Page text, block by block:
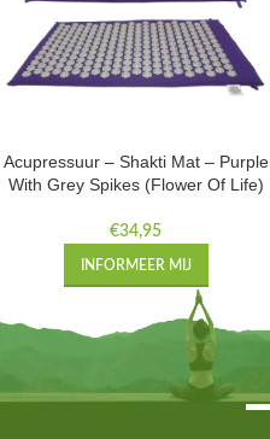
Acupressuur – Shakti Mat – Purple
With Grey Spikes (Flower Of Life)
€34,95
INFORMEER MIJ